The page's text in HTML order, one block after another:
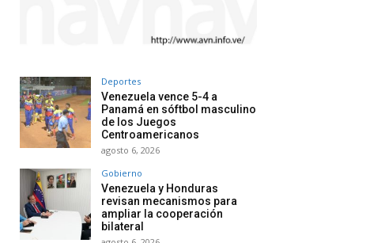
Deportes
Venezuela vence 5-4 a
Panamá en sóftbol masculino
de los Juegos
Centroamericanos
agosto 6, 2026
Gobierno
Venezuela y Honduras
revisan mecanismos para
ampliar la cooperación
bilateral